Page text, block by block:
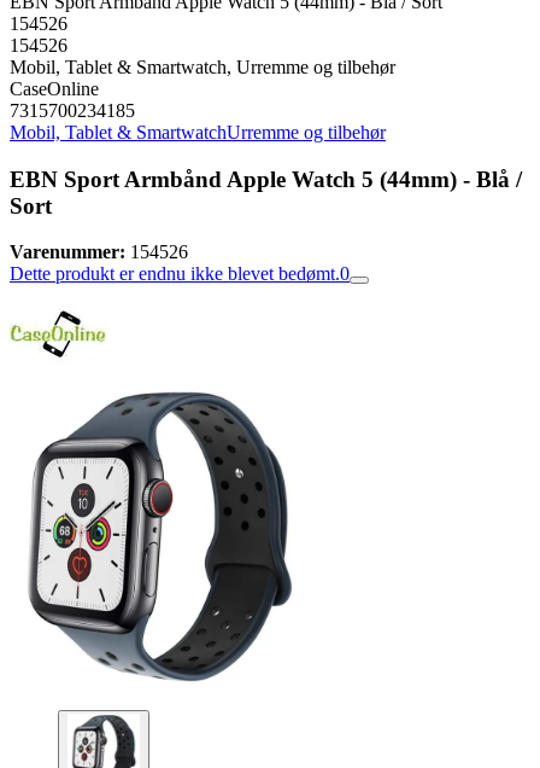
154526
154526
Mobil, Tablet & Smartwatch, Urremme og tilbehør
CaseOnline
7315700234185
Mobil, Tablet & SmartwatchUrremme og tilbehør
EBN Sport Armbånd Apple Watch 5 (44mm) - Blå /
Sort
Varenummer: 154526
Dette produkt er endnu ikke blevet bedømt.0